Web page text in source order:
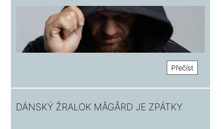
Přečíst
DÁNSKÝ ŽRALOK MÅGÅRD JE ZPÁTKY